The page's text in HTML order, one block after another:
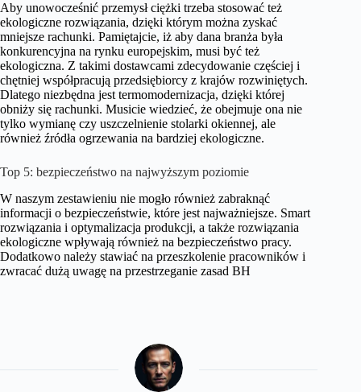
Aby unowocześnić przemysł ciężki trzeba stosować też
ekologiczne rozwiązania, dzięki którym można zyskać
mniejsze rachunki. Pamiętajcie, iż aby dana branża była
konkurencyjna na rynku europejskim, musi być też
ekologiczna. Z takimi dostawcami zdecydowanie częściej i
chętniej współpracują przedsiębiorcy z krajów rozwiniętych.
Dlatego niezbędna jest termomodernizacja, dzięki której
obniży się rachunki. Musicie wiedzieć, że obejmuje ona nie
tylko wymianę czy uszczelnienie stolarki okiennej, ale
również źródła ogrzewania na bardziej ekologiczne.
Top 5: bezpieczeństwo na najwyższym poziomie
W naszym zestawieniu nie mogło również zabraknąć
informacji o bezpieczeństwie, które jest najważniejsze. Smart
rozwiązania i optymalizacja produkcji, a także rozwiązania
ekologiczne wpływają również na bezpieczeństwo pracy.
Dodatkowo należy stawiać na przeszkolenie pracowników i
zwracać dużą uwagę na przestrzeganie zasad BH